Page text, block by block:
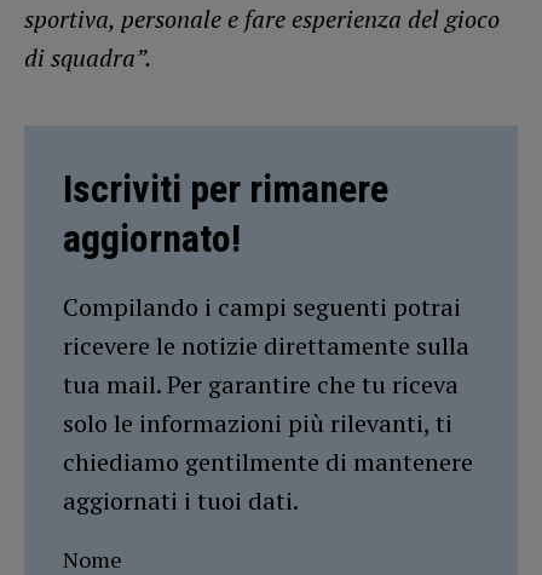
sportiva, personale e fare esperienza del gioco
di squadra”.
Iscriviti per rimanere
aggiornato!
Compilando i campi seguenti potrai
ricevere le notizie direttamente sulla
tua mail. Per garantire che tu riceva
solo le informazioni più rilevanti, ti
chiediamo gentilmente di mantenere
aggiornati i tuoi dati.
Nome